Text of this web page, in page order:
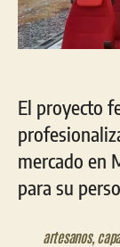
El proyecto
mercado en
para su
artesanos,